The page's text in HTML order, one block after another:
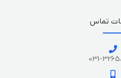
تماس
031-